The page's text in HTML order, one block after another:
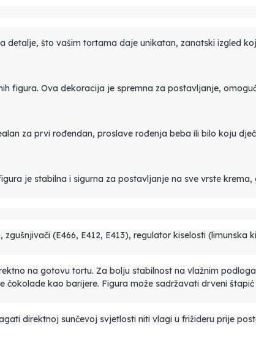
detalje, što vašim tortama daje unikatan, zanatski izgled
figura. Ova dekoracija je spremna za postavljanje,
za prvi rođendan, proslave rođenja beba ili bilo koju
je stabilna i sigurna za postavljanje na sve vrste krema,
(E466, E412, E413), regulator kiselosti (limunska
na gotovu tortu. Za bolju stabilnost na vlažnim
kao barijere. Figura može sadržavati drveni
direktnoj sunčevoj svjetlosti niti vlagi u frižideru prije